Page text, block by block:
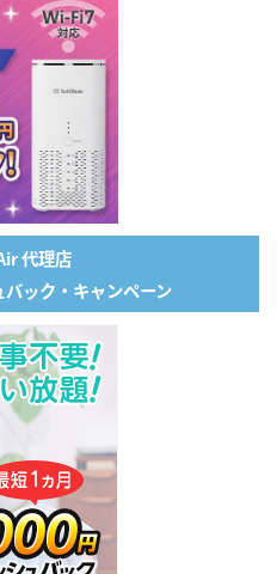
代理店
ック・キャンペーン